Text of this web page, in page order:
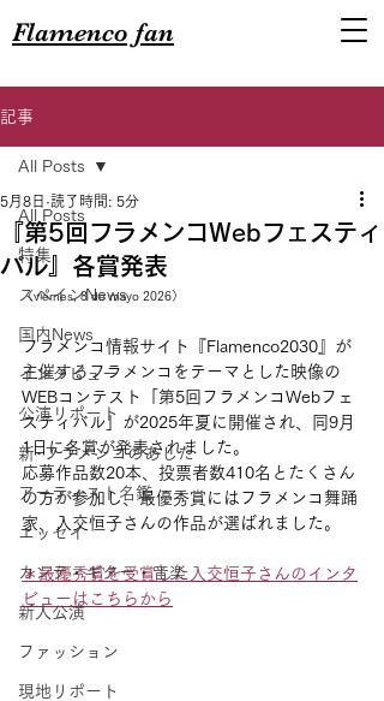
Flamenco fan
記事
All Posts
特集
スペインNews
国内News
インタビュー
公演リポート
新･フラメンコのあした
アーティスト名鑑
エッセイ
カンテ・ギター・音楽
新人公演
ファッション
現地リポート
All Posts
『第5回フラメンコWebフェスティ
バル』各賞発表
5月8日 読了時間: 5分
（viernes, 8 de mayo 2026）
フラメンコ情報サイト『Flamenco2030』が
主催するフラメンコをテーマとした映像の
WEBコンテスト「第5回フラメンコWebフェ
スティバル」が2025年夏に開催され、同9月
1日に各賞が発表されました。
応募作品数20本、投票者数410名とたくさん
の方が参加し、最優秀賞にはフラメンコ舞踊
家、入交恒子さんの作品が選ばれました。
＊最優秀賞を受賞した入交恒子さんのインタ
ビューはこちらから